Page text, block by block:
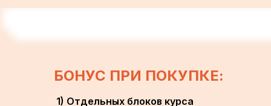
БОНУС ПРИ ПОКУПКЕ:
1) Отдельных блоков курса